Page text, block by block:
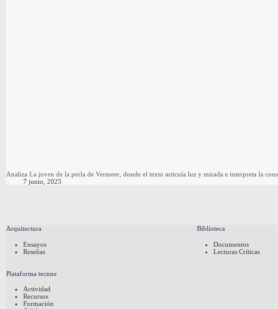
Analiza La joven de la perla de Vermeer, donde el texto articula luz y mirada e interpreta la
7 junio, 2025
Arquitectura
Ensayos
Reseñas
Biblioteca
Documentos
Lecturas Críticas
Plataforma tecnne
Actividad
Recursos
Formación